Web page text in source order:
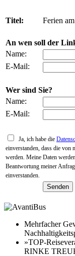
Titel: Ferien
An wen soll der
Name:
E-Mail:
Wer sind Sie?
Name:
E-Mail:
Ja, ich habe die
einverstanden, dass die von
werden. Meine Daten
Beantwortung meiner
einverstanden.
Mehrfacher
»TOP-
RINKE